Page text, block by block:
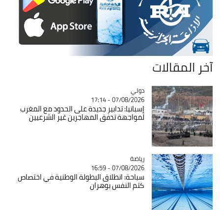
آخر المقالات
Catégorie
دولي
07/08/2026 - 17:14
إسبانيا: تدابير جديدة على الحدود مع المغرب
لمواجهة تدفق المهاجرين غير الشرعيين
Catégorie
رياضة
07/08/2026 - 16:59
سباحة: انطلاق البطولة الوطنية في اختصاص
كتم النفس بوهران